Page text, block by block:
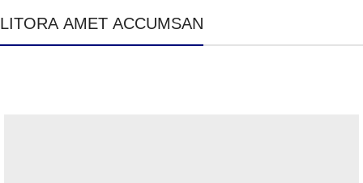
LITORA AMET ACCUMSAN